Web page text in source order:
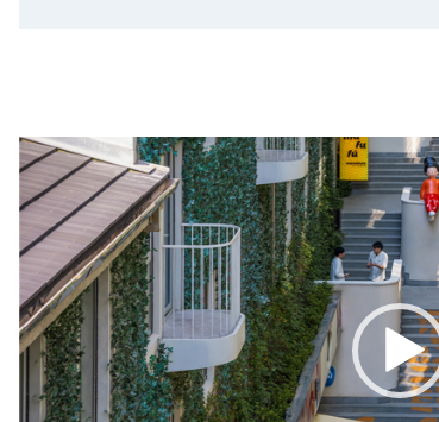
视
频
播
放